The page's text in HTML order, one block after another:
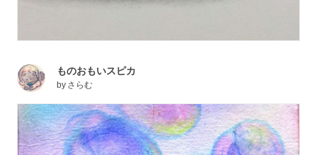
ものおもいスピカ
by さらむ